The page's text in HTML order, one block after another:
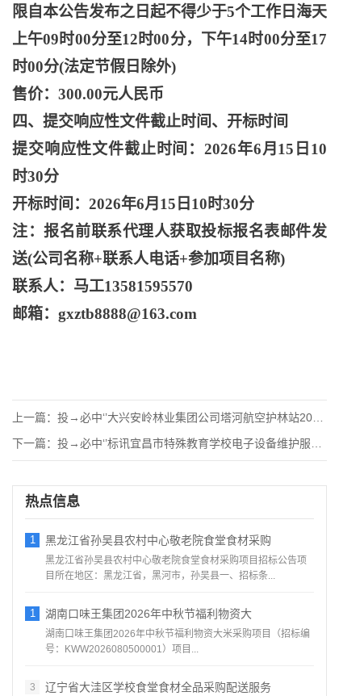
限自本公告发布之日起不得少于5个工作日海天
上午09时00分至12时00分，下午14时00分至17
时00分(法定节假日除外)
售价： 300.00元人民币
四、提交响应性文件截止时间、开标时间
提交响应性文件截止时间： 2026年6月15日10
时30分
开标时间： 2026年6月15日10时30分
注：报名前联系代理人获取投标报名表邮件发
送(公司名称+联系人电话+参加项目名称)
联系人：马工13581595570
邮箱： gxztb8888@163.com
上一篇： 投→必中‘’大兴安岭林业集团公司塔河航空护林站2026年专用
下一篇： 投→必中‘’标讯宜昌市特殊教育学校电子设备维护服务采购项目竞
热点信息
1 黑龙江省孙吴县农村中心敬老院食堂食材采购
黑龙江省孙吴县农村中心敬老院食堂食材采购项目招标公告项
目所在地区：黑龙江省，黑河市，孙吴县一、招标条...
1 湖南口味王集团2026年中秋节福利物资大
湖南口味王集团2026年中秋节福利物资大米采购项目（招标编
号：KWW2026080500001）项目...
3 辽宁省大洼区学校食堂食材全品采购配送服务